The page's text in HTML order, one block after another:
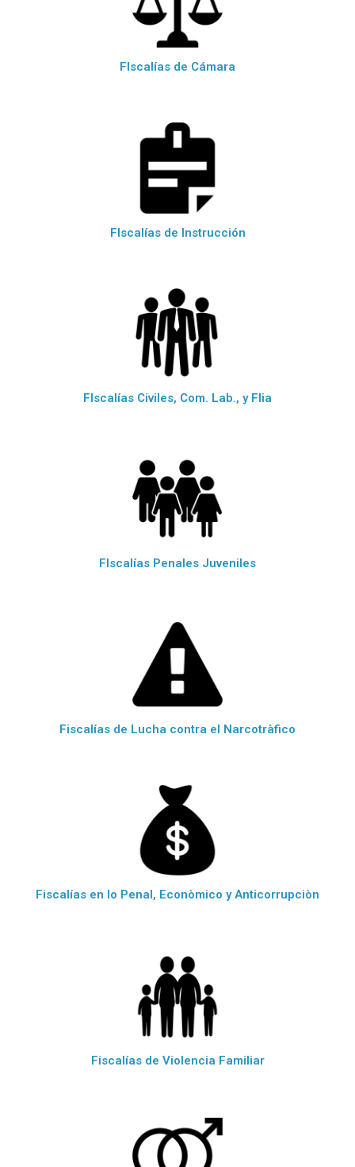
FIscalías de Cámara
FIscalías de Instrucción
FIscalías Civiles, Com. Lab., y Flia
FIscalías Penales Juveniles
Fiscalías de Lucha contra el Narcotràfico
Fiscalías en lo Penal, Econòmico y Anticorrupciòn
Fiscalías de Violencia Familiar